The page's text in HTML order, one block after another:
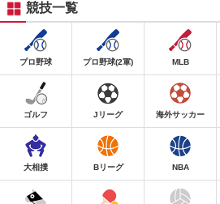
競技一覧
プロ野球 プロ野球(2軍) MLB
ゴルフ Jリーグ 海外サッカー
大相撲 Bリーグ NBA